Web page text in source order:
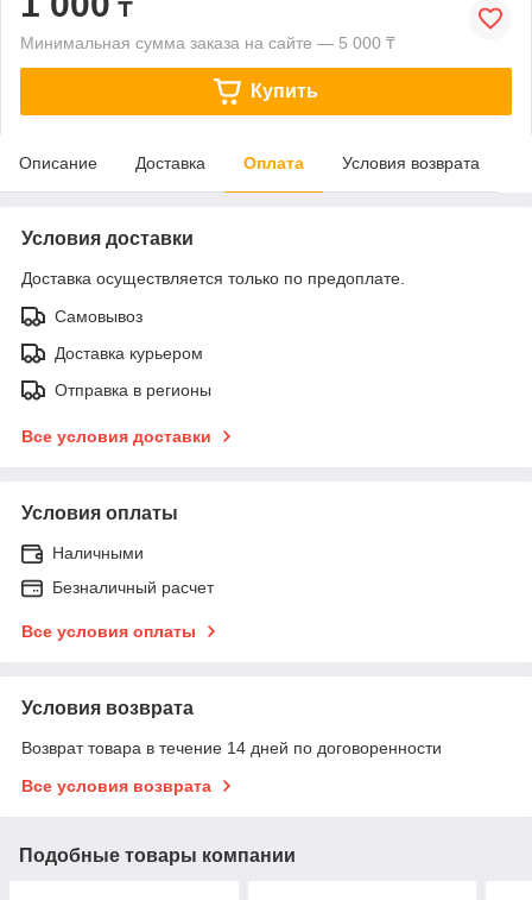
₸
Минимальная сумма заказа на сайте — 5 000 ₸
Купить
Описание Доставка Оплата Условия возврата
Условия доставки
Доставка осуществляется только по предоплате.
Самовывоз
Доставка курьером
Отправка в регионы
Все условия доставки
Условия оплаты
Наличными
Безналичный расчет
Все условия оплаты
Условия возврата
Возврат товара в течение 14 дней по договоренности
Все условия возврата
Подобные товары компании